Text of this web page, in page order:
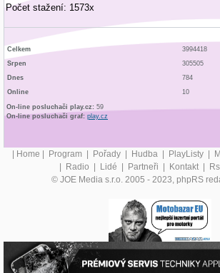
Počet stažení: 1573x
Celkem
3994418
Srpen
305505
Dnes
784
Online
10
On-line posluchači play.cz: 59
On-line posluchači graf: play.cz
| Home | Program | Pořady | Hudba | PlayListy |
| Radio | Lidé | Partneři | Kontakt |
© JOE Media s.r.o. 2005 - 2023, phpRS